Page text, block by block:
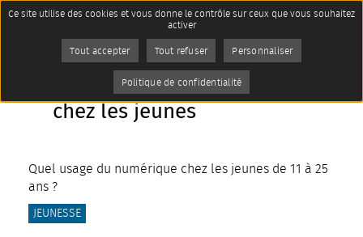
Imprimer
Parlons usage numérique
chez les jeunes
Quel usage du numérique chez les jeunes de 11 à 25
ans ?
JEUNESSE
Panneau de gestion des cookies
Ce site utilise des cookies et vous donne le contrôle sur ceux que vous souhaitez
activer
Tout accepter Tout refuser Personnaliser
Politique de confidentialité